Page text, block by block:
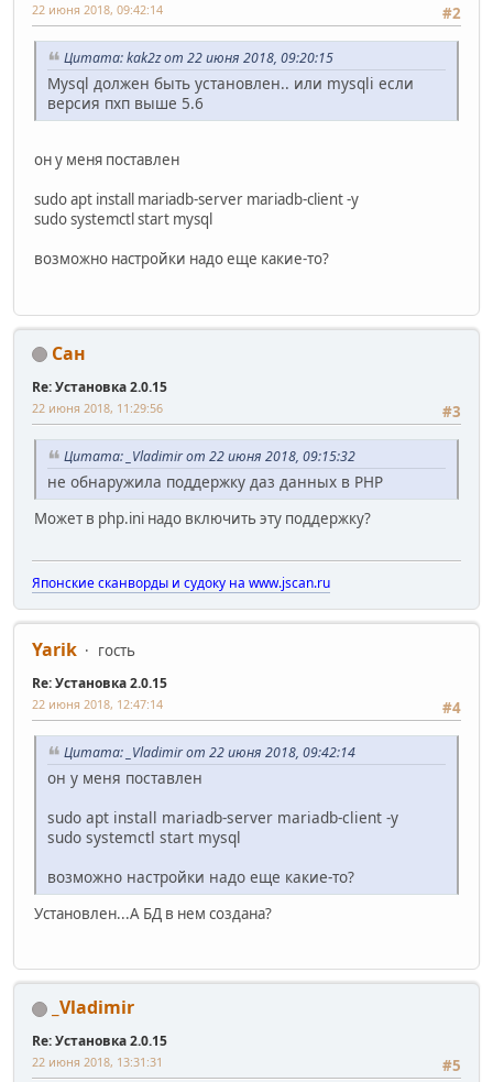
#2
22 июня 2018, 09:42:14
Цитата: kak2z от 22 июня 2018, 09:20:15
Mysql должен быть установлен.. или mysqli если
версия пхп выше 5.6
он у меня поставлен
sudo apt install mariadb-server mariadb-client -y
sudo systemctl start mysql
возможно настройки надо еще какие-то?
Сан
Re: Установка 2.0.15
#3
22 июня 2018, 11:29:56
Цитата: _Vladimir от 22 июня 2018, 09:15:32
не обнаружила поддержку даз данных в PHP
Может в php.ini надо включить эту поддержку?
Японские сканворды и судоку на www.jscan.ru
Yarik гость
Re: Установка 2.0.15
#4
22 июня 2018, 12:47:14
Цитата: _Vladimir от 22 июня 2018, 09:42:14
он у меня поставлен
sudo apt install mariadb-server mariadb-client -y
sudo systemctl start mysql
возможно настройки надо еще какие-то?
Установлен...А БД в нем создана?
_Vladimir
Re: Установка 2.0.15
#5
22 июня 2018, 13:31:31